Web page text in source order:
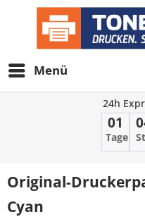
Menü
24h
01
Tage
Original-
Cyan